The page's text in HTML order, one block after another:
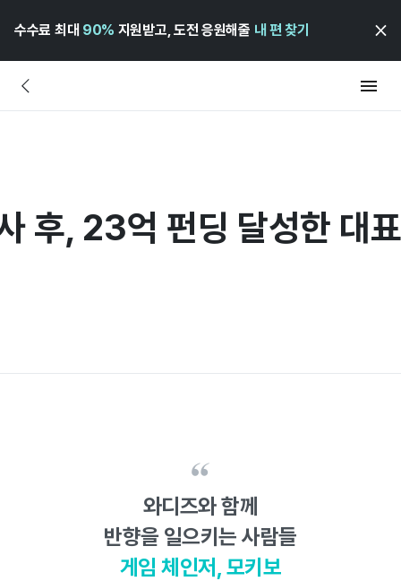
수수료 최대 90% 지원받고, 도전 응원해줄 내 편 찾기
후, 23억 펀딩 달성한 대
와디즈와 함께
반향을 일으키는 사람들
게임 체인저, 모키보